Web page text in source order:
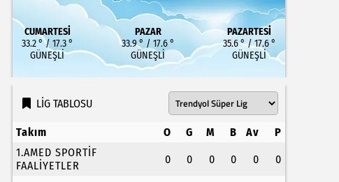
CUMARTESI
33.2 ° / 17.3 °
GÜNEŞLI
PAZAR
33.9 ° / 17.6 °
GÜNEŞLI
PAZARTESI
35.6 ° / 17.6 °
GÜNEŞLI
LİG TABLOSU
Takım O G M B Av
P
1.AMED SPORTİF
FAALİYETLER
0 0 0 0 0 0